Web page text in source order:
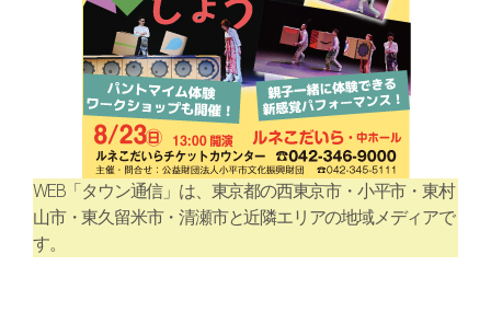
WEB「タウン通信」は、東京都の西東京市・小平市・東村
山市・東久留米市・清瀬市と近隣エリアの地域メディアで
す。